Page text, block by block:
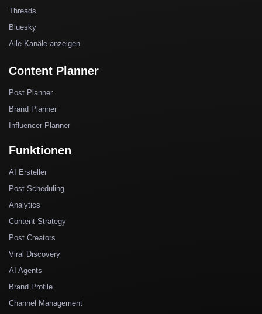
Threads
Bluesky
Alle Kanäle anzeigen
Content Planner
Post Planner
Brand Planner
Influencer Planner
Funktionen
AI Ersteller
Post Scheduling
Analytics
Content Strategy
Post Creators
Viral Discovery
AI Agents
Brand Profile
Channel Management